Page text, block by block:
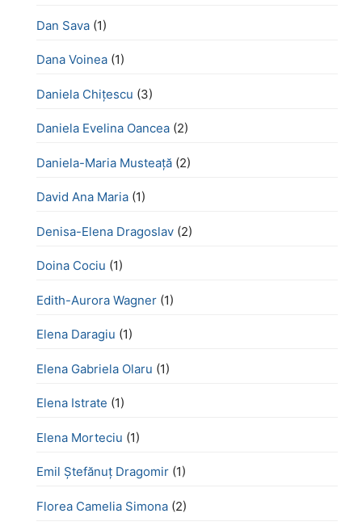
Dan Sava (1)
Dana Voinea (1)
Daniela Chițescu (3)
Daniela Evelina Oancea (2)
Daniela-Maria Musteață (2)
David Ana Maria (1)
Denisa-Elena Dragoslav (2)
Doina Cociu (1)
Edith-Aurora Wagner (1)
Elena Daragiu (1)
Elena Gabriela Olaru (1)
Elena Istrate (1)
Elena Morteciu (1)
Emil Ștefănuț Dragomir (1)
Florea Camelia Simona (2)